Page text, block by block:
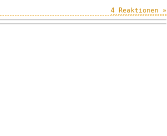
4 Reaktionen »